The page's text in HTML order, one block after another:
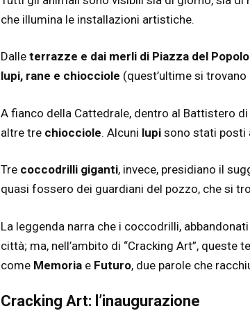
che illumina le installazioni artistiche.
Dalle terrazze e dai merli di Piazza del Popolo
lupi, rane e chiocciole (quest’ultime si
A fianco della Cattedrale, dentro al Battistero
altre tre chiocciole. Alcuni lupisono stati posti
Tre coccodrilli giganti, invece, presidiano il
quasi fossero dei guardiani del pozzo, che si
La leggenda narra che i coccodrilli,
città; ma, nell’ambito di “Cracking Art”,
come Memoriae Futuro, due parole che
Cracking Art: l’inaugurazione